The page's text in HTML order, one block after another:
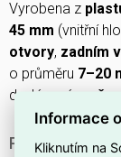
Vyrobena z
45 mm (vnitřní
otvory, zadním
o průměru 7–20
dodávaná
se
PROČ SI
Informace
Kliknutím na